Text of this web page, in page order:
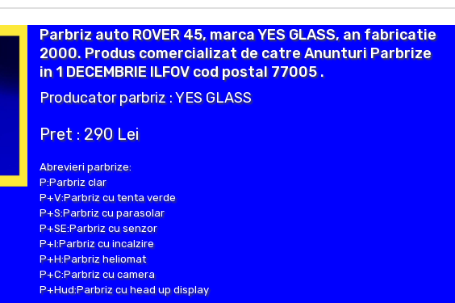
Parbriz auto ROVER 45, marca YES GLASS, an fabricatie
2000. Produs comercializat de catre Anunturi Parbrize
in 1 DECEMBRIE ILFOV cod postal 77005 .
Producator parbriz : YES GLASS
Pret : 290 Lei
Abrevieri parbrize:
P:Parbriz clar
P+V:Parbriz cu tenta verde
P+S:Parbriz cu parasolar
P+SE:Parbriz cu senzor
P+I:Parbriz cu incalzire
P+H:Parbriz heliomat
P+C:Parbriz cu camera
P+Hud:Parbriz cu head up display